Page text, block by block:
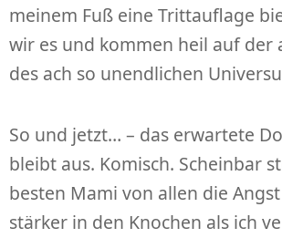
meinem Fuß eine Trittauflage
wir es und kommen heil auf der
des ach so unendlichen
So und jetzt… – das erwartete
bleibt aus. Komisch. Scheinbar
besten Mami von allen die
stärker in den Knochen als ich